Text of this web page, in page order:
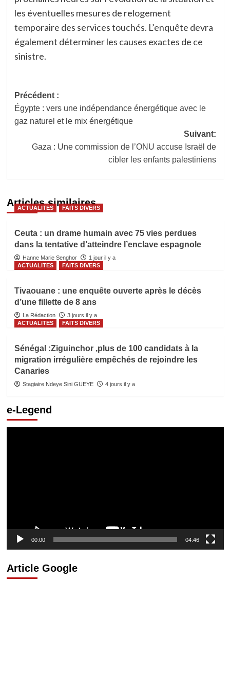
les éventuelles mesures de relogement
temporaire des services touchés. L’enquête devra
également déterminer les causes exactes de ce
sinistre.
Navigation
d’article
Précédent :
Égypte : vers une indépendance énergétique avec le
gaz naturel et le mix énergétique
Suivant:
Gaza : Une commission de l’ONU accuse Israël de
cibler les enfants palestiniens
Articles similaires
ACTUALITES FAITS DIVERS
Ceuta : un drame humain avec 75 vies perdues
dans la tentative d’atteindre l’enclave espagnole
Hanne Marie Senghor
1 jour il y a
ACTUALITES
FAITS DIVERS
Tivaouane : une enquête ouverte après le décès
d’une fillette de 8 ans
La Rédaction
3 jours il y a
ACTUALITES
FAITS DIVERS
Sénégal :Ziguinchor ,plus de 100 candidats à la
migration irrégulière empêchés de rejoindre les
Canaries
Stagiaire Ndeye Sini GUEYE 4 jours il y a
e-Legend
00:00 04:46
Article Google